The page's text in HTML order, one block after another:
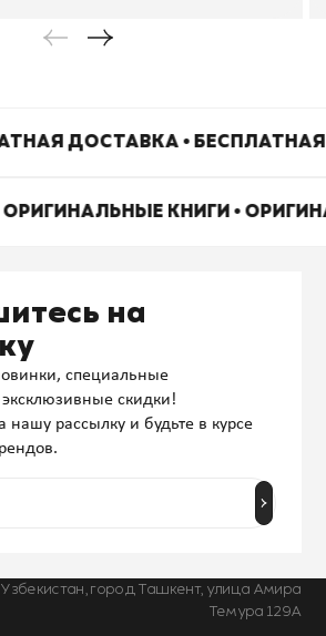
ДОСТАВКА •
КНИГИ •
Узбекистан, город Ташкент, улица Амира
Темура 129А
на
специальные
скидки!
нашу рассылку и будьте в курсе